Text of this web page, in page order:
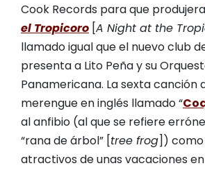
Cook Records para que produjera
el Tropicoro [A Night at the
llamado igual que el nuevo club
presenta a Lito Peña y su
Panamericana. La sexta canción
merengue en inglés llamado “
al anfibio (al que se refiere
“rana de árbol” [tree frog]) como
atractivos de unas vacaciones en